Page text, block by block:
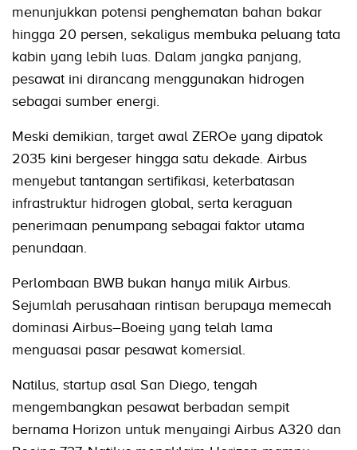
menunjukkan potensi penghematan bahan bakar
hingga 20 persen, sekaligus membuka peluang tata
kabin yang lebih luas. Dalam jangka panjang,
pesawat ini dirancang menggunakan hidrogen
sebagai sumber energi.
Meski demikian, target awal ZEROe yang dipatok
2035 kini bergeser hingga satu dekade. Airbus
menyebut tantangan sertifikasi, keterbatasan
infrastruktur hidrogen global, serta keraguan
penerimaan penumpang sebagai faktor utama
penundaan.
Perlombaan BWB bukan hanya milik Airbus.
Sejumlah perusahaan rintisan berupaya memecah
dominasi Airbus–Boeing yang telah lama
menguasai pasar pesawat komersial.
Natilus, startup asal San Diego, tengah
mengembangkan pesawat berbadan sempit
bernama Horizon untuk menyaingi Airbus A320 dan